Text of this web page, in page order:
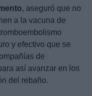
, aseguró que no
a la vacuna de
y efectivo que se
de
así avanzar en los
del rebaño.